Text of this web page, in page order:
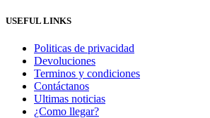
USEFUL LINKS
Politicas de privacidad
Devoluciones
Terminos y condiciones
Contáctanos
Ultimas noticias
¿Como llegar?